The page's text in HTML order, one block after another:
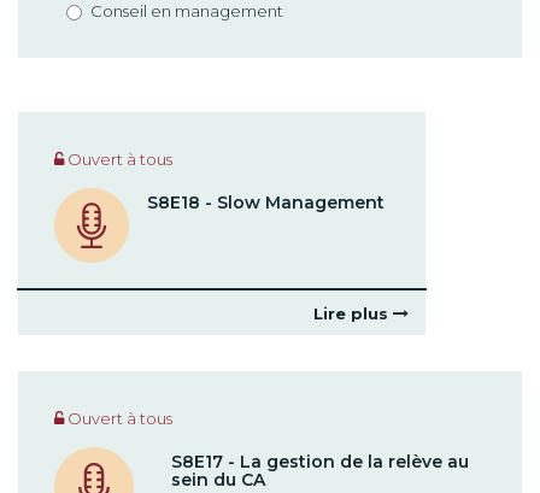
Conseil en management
Ouvert à tous
S8E18 - Slow Management
Lire plus
Ouvert à tous
S8E17 - La gestion de la relève au
sein du CA